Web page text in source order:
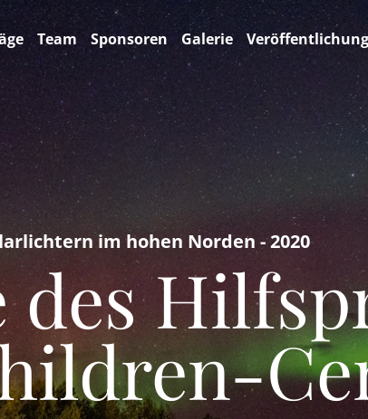
Team Sponsoren Galerie
im hohen Norden - 2020
des